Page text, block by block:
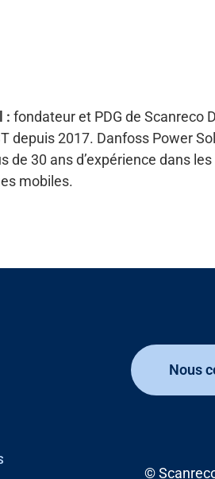
: fondateur et PDG de Scanreco
depuis 2017. Danfoss Power
de 30 ans d’expérience dans les
mobiles.
Nous
©